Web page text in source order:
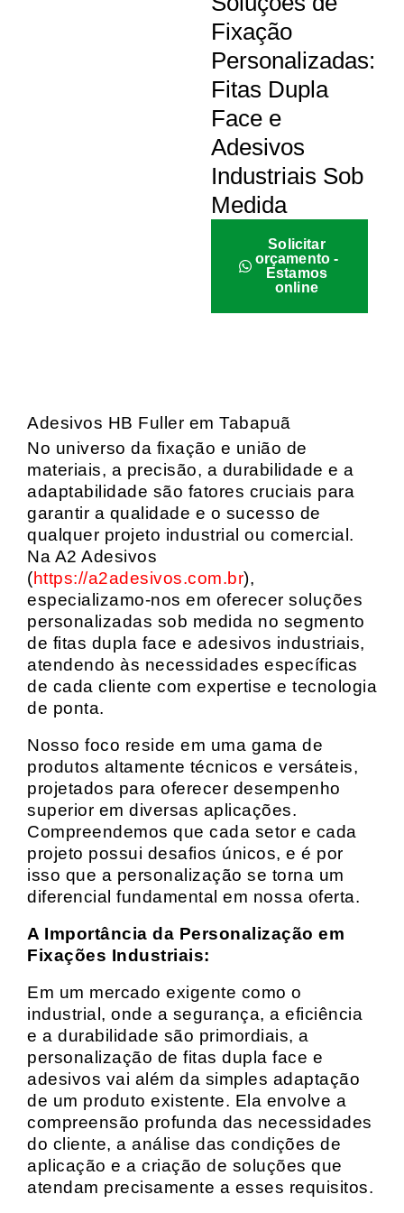
Fixação
Personalizadas:
Fitas Dupla
Face e
Adesivos
Industriais Sob
Medida
Solicitar
orçamento -
Estamos
online
Adesivos HB Fuller em Tabapuã
No universo da fixação e união de
materiais, a precisão, a durabilidade e a
adaptabilidade são fatores cruciais para
garantir a qualidade e o sucesso de
qualquer projeto industrial ou comercial.
Na A2 Adesivos
(https://a2adesivos.com.br),
especializamo-nos em oferecer soluções
personalizadas sob medida no segmento
de fitas dupla face e adesivos industriais,
atendendo às necessidades específicas
de cada cliente com expertise e tecnologia
de ponta.
Nosso foco reside em uma gama de
produtos altamente técnicos e versáteis,
projetados para oferecer desempenho
superior em diversas aplicações.
Compreendemos que cada setor e cada
projeto possui desafios únicos, e é por
isso que a personalização se torna um
diferencial fundamental em nossa oferta.
A Importância da Personalização em
Fixações Industriais:
Em um mercado exigente como o
industrial, onde a segurança, a eficiência
e a durabilidade são primordiais, a
personalização de fitas dupla face e
adesivos vai além da simples adaptação
de um produto existente. Ela envolve a
compreensão profunda das necessidades
do cliente, a análise das condições de
aplicação e a criação de soluções que
atendam precisamente a esses requisitos.